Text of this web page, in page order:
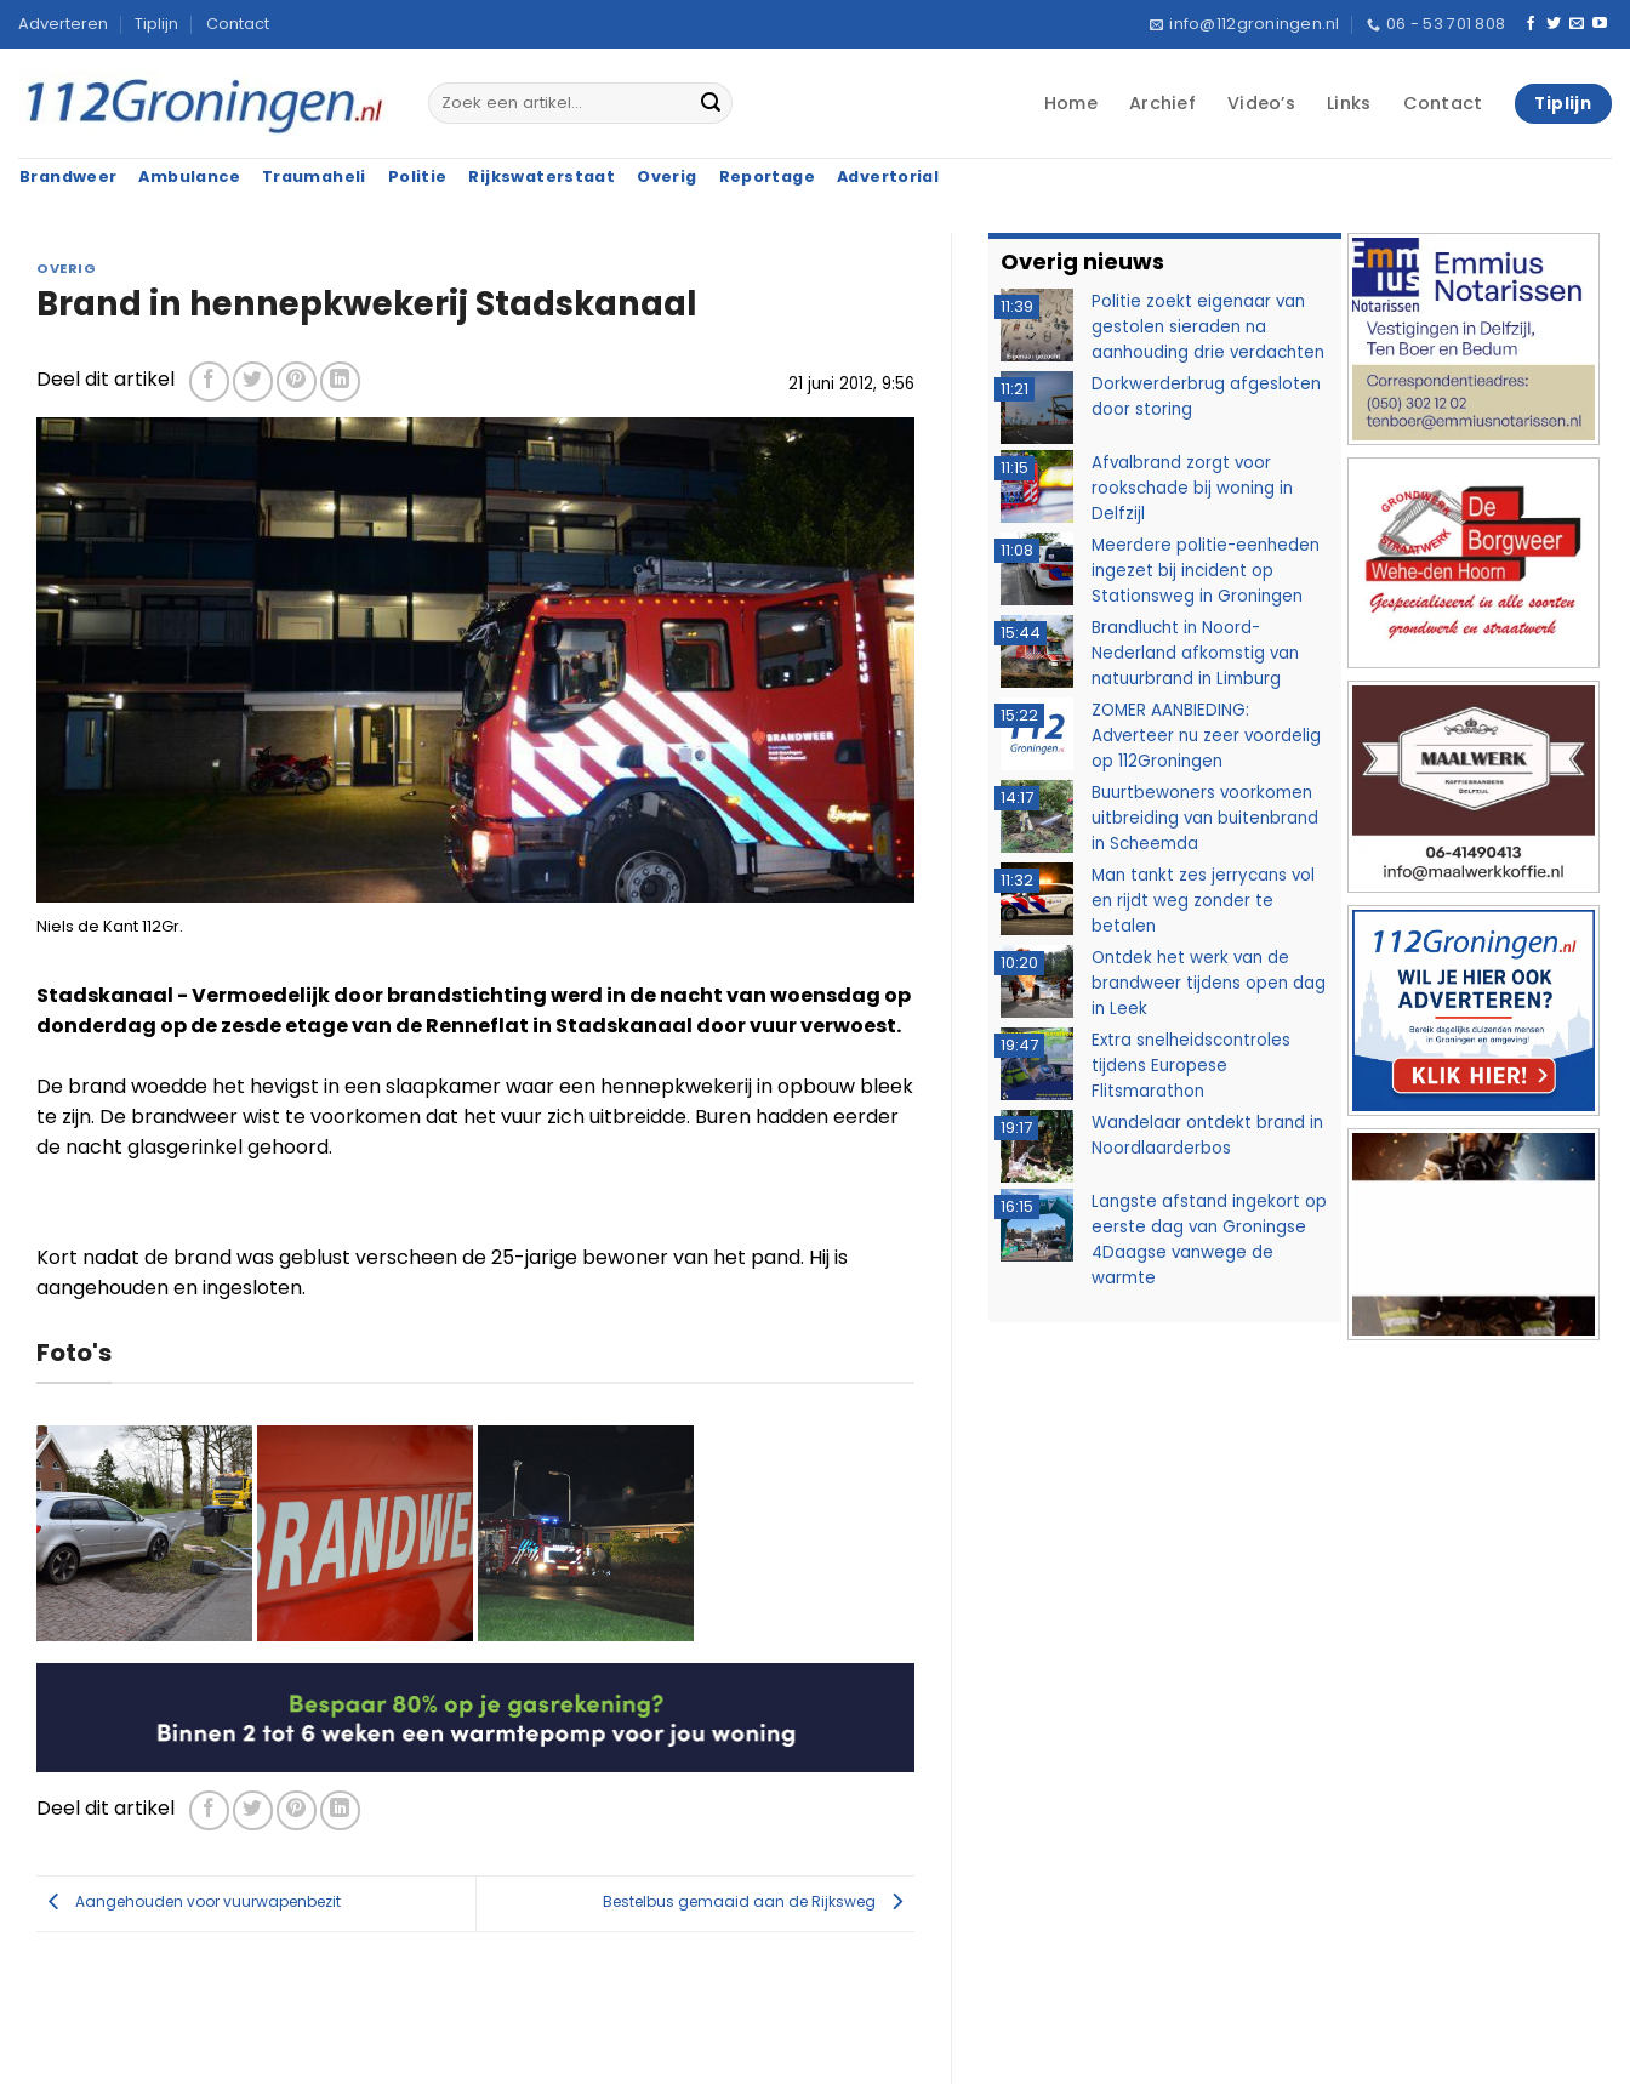
Ga
naar
inhoud
Adverteren Tiplijn Contact info@112groningen.nl 06 - 53 701 808
Home Archief Video’s Links Contact Tiplijn
Brandweer Ambulance Traumaheli Politie Rijkswaterstaat Overig Reportage Advertorial
OVERIG
Brand in hennepkwekerij Stadskanaal
21 juni 2012, 9:56
Deel dit artikel
Niels de Kant 112Gr.
Stadskanaal - Vermoedelijk door brandstichting werd in de nacht van woensdag op
donderdag op de zesde etage van de Renneflat in Stadskanaal door vuur verwoest.
De brand woedde het hevigst in een slaapkamer waar een hennepkwekerij in opbouw bleek
te zijn. De brandweer wist te voorkomen dat het vuur zich uitbreidde. Buren hadden eerder
de nacht glasgerinkel gehoord.
Kort nadat de brand was geblust verscheen de 25-jarige bewoner van het pand. Hij is
aangehouden en ingesloten.
Foto's
Deel dit artikel
Aangehouden voor vuurwapenbezit Bestelbus gemaaid aan de Rijksweg
Overig nieuws
11:39
Politie zoekt eigenaar van
gestolen sieraden na
aanhouding drie verdachten
11:21
Dorkwerderbrug afgesloten
door storing
11:15
Afvalbrand zorgt voor
rookschade bij woning in
Delfzijl
11:08
Meerdere politie-eenheden
ingezet bij incident op
Stationsweg in Groningen
15:44
Brandlucht in Noord-
Nederland afkomstig van
natuurbrand in Limburg
15:22
ZOMER AANBIEDING:
Adverteer nu zeer voordelig
op 112Groningen
14:17
Buurtbewoners voorkomen
uitbreiding van buitenbrand
in Scheemda
11:32
Man tankt zes jerrycans vol
en rijdt weg zonder te
betalen
10:20
Ontdek het werk van de
brandweer tijdens open dag
in Leek
19:47
Extra snelheidscontroles
tijdens Europese
Flitsmarathon
19:17
Wandelaar ontdekt brand in
Noordlaarderbos
16:15
Langste afstand ingekort op
eerste dag van Groningse
4Daagse vanwege de
warmte